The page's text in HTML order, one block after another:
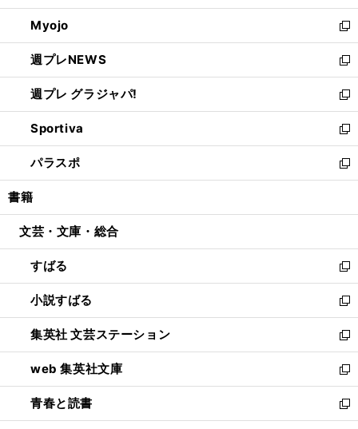
開
く
ウ
で
開
く
ン
ド
ウ
で
開
く
ウ
ィ
ン
ド
ウ
で
開
く
Myojo
新
し
い
ウ
ィ
ン
ド
ウ
で
開
週プレNEWS
新
し
い
ウ
ィ
ン
ド
ウ
開
週プレ グラジャパ!
新
し
い
ウ
ィ
ン
ウ
開
く
Sportiva
新
し
い
ウ
ン
ウ
で
開
く
パラスポ
新
し
ウ
ン
ド
ウ
で
開
く
書籍
文芸・文庫・総合
すばる
新
し
い
ウ
ィ
ン
ド
ウ
で
開
小説すばる
新
し
い
ウ
ィ
ン
ド
ウ
集英社 文芸ステーション
新
し
い
ウ
ィ
ン
web 集英社文庫
新
し
い
ウ
青春と読書
新
し